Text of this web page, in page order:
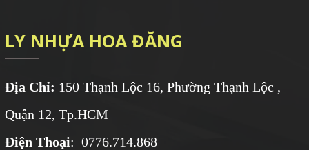
LY NHỰA HOA ĐĂNG
Địa Chỉ: 150 Thạnh Lộc 16, Phường Thạnh Lộc ,
Quận 12, Tp.HCM
Điện Thoại: 0776.714.868